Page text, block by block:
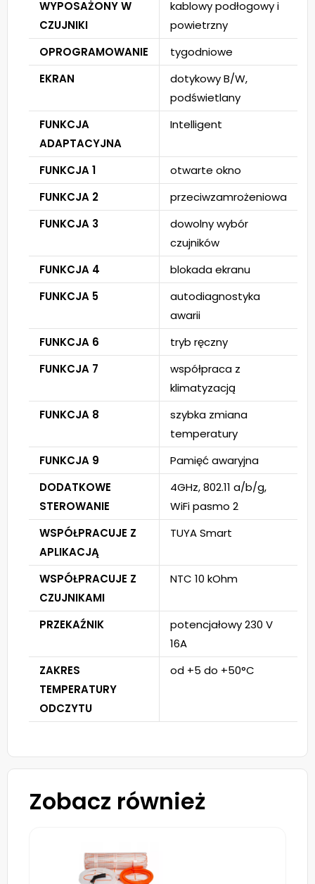
WYPOSAŻONY W
CZUJNIKI
kablowy podłogowy i
powietrzny
OPROGRAMOWANIE
tygodniowe
EKRAN
dotykowy B/W,
podświetlany
FUNKCJA
ADAPTACYJNA
Intelligent
FUNKCJA 1
otwarte okno
FUNKCJA 2
przeciwzamrożeniowa
FUNKCJA 3
dowolny wybór
czujników
FUNKCJA 4
blokada ekranu
FUNKCJA 5
autodiagnostyka
awarii
FUNKCJA 6
tryb ręczny
FUNKCJA 7
współpraca z
klimatyzacją
FUNKCJA 8
szybka zmiana
temperatury
FUNKCJA 9
Pamięć awaryjna
DODATKOWE
STEROWANIE
4GHz, 802.11 a/b/g,
WiFi pasmo 2
WSPÓŁPRACUJE Z
APLIKACJĄ
TUYA Smart
WSPÓŁPRACUJE Z
CZUJNIKAMI
NTC 10 kOhm
PRZEKAŹNIK
potencjałowy 230 V
16A
ZAKRES
TEMPERATURY
ODCZYTU
od +5 do +50°C
Zobacz również